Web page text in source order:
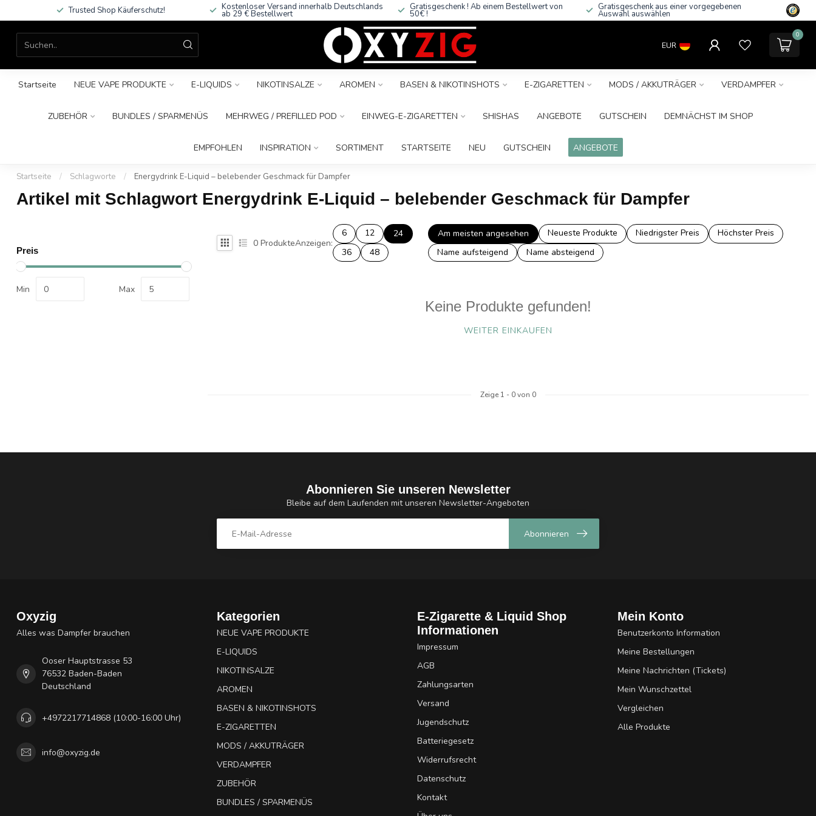
Trusted Shop Käuferschutz! Kostenloser Versand innerhalb Deutschlands
ab 29 € Bestellwert
Gratisgeschenk ! Ab einem Bestellwert von
50€ !
Gratisgeschenk aus einer vorgegebenen
Auswahl auswählen
EUR
0
Startseite NEUE VAPE PRODUKTE E-LIQUIDS NIKOTINSALZE AROMEN BASEN & NIKOTINSHOTS E-ZIGARETTEN MODS / AKKUTRÄGER VERDAMPFER
ZUBEHÖR BUNDLES / SPARMENÜS MEHRWEG / PREFILLED POD EINWEG-E-ZIGARETTEN SHISHAS ANGEBOTE GUTSCHEIN DEMNÄCHST IM SHOP
EMPFOHLEN INSPIRATION SORTIMENT STARTSEITE NEU GUTSCHEIN ANGEBOTE
Startseite / Schlagworte / Energydrink E-Liquid – belebender Geschmack für Dampfer
Artikel mit Schlagwort Energydrink E-Liquid – belebender Geschmack für Dampfer
Preis
Min Max
0 ProdukteAnzeigen:
6 12
24
36
48
Am meisten angesehen Neueste Produkte Niedrigster Preis
Höchster Preis
Name aufsteigend
Name absteigend
Keine Produkte gefunden!
WEITER EINKAUFEN
Zeige 1 - 0von 0
Abonnieren Sie unseren Newsletter
Bleibe auf dem Laufenden mit unseren Newsletter-Angeboten
Abonnieren
Oxyzig
Alles was Dampfer brauchen
Ooser Hauptstrasse 53
76532 Baden-Baden
Deutschland
+4972217714868 (10:00-16:00 Uhr)
info@oxyzig.de
Kategorien
NEUE VAPE PRODUKTE
E-LIQUIDS
NIKOTINSALZE
AROMEN
BASEN & NIKOTINSHOTS
E-ZIGARETTEN
MODS / AKKUTRÄGER
VERDAMPFER
ZUBEHÖR
BUNDLES / SPARMENÜS
E-Zigarette & Liquid Shop
Informationen
Impressum
AGB
Zahlungsarten
Versand
Jugendschutz
Batteriegesetz
Widerrufsrecht
Datenschutz
Kontakt
Mein Konto
Benutzerkonto Information
Meine Bestellungen
Meine Nachrichten (Tickets)
Mein Wunschzettel
Vergleichen
Alle Produkte